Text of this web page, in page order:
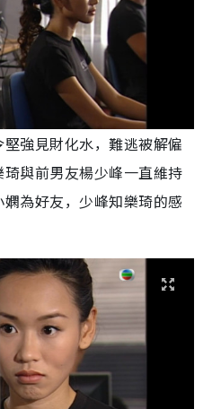
強見財化水，難逃被解僱
與前男友楊少峰一直維持
為好友，少峰知樂琦的感